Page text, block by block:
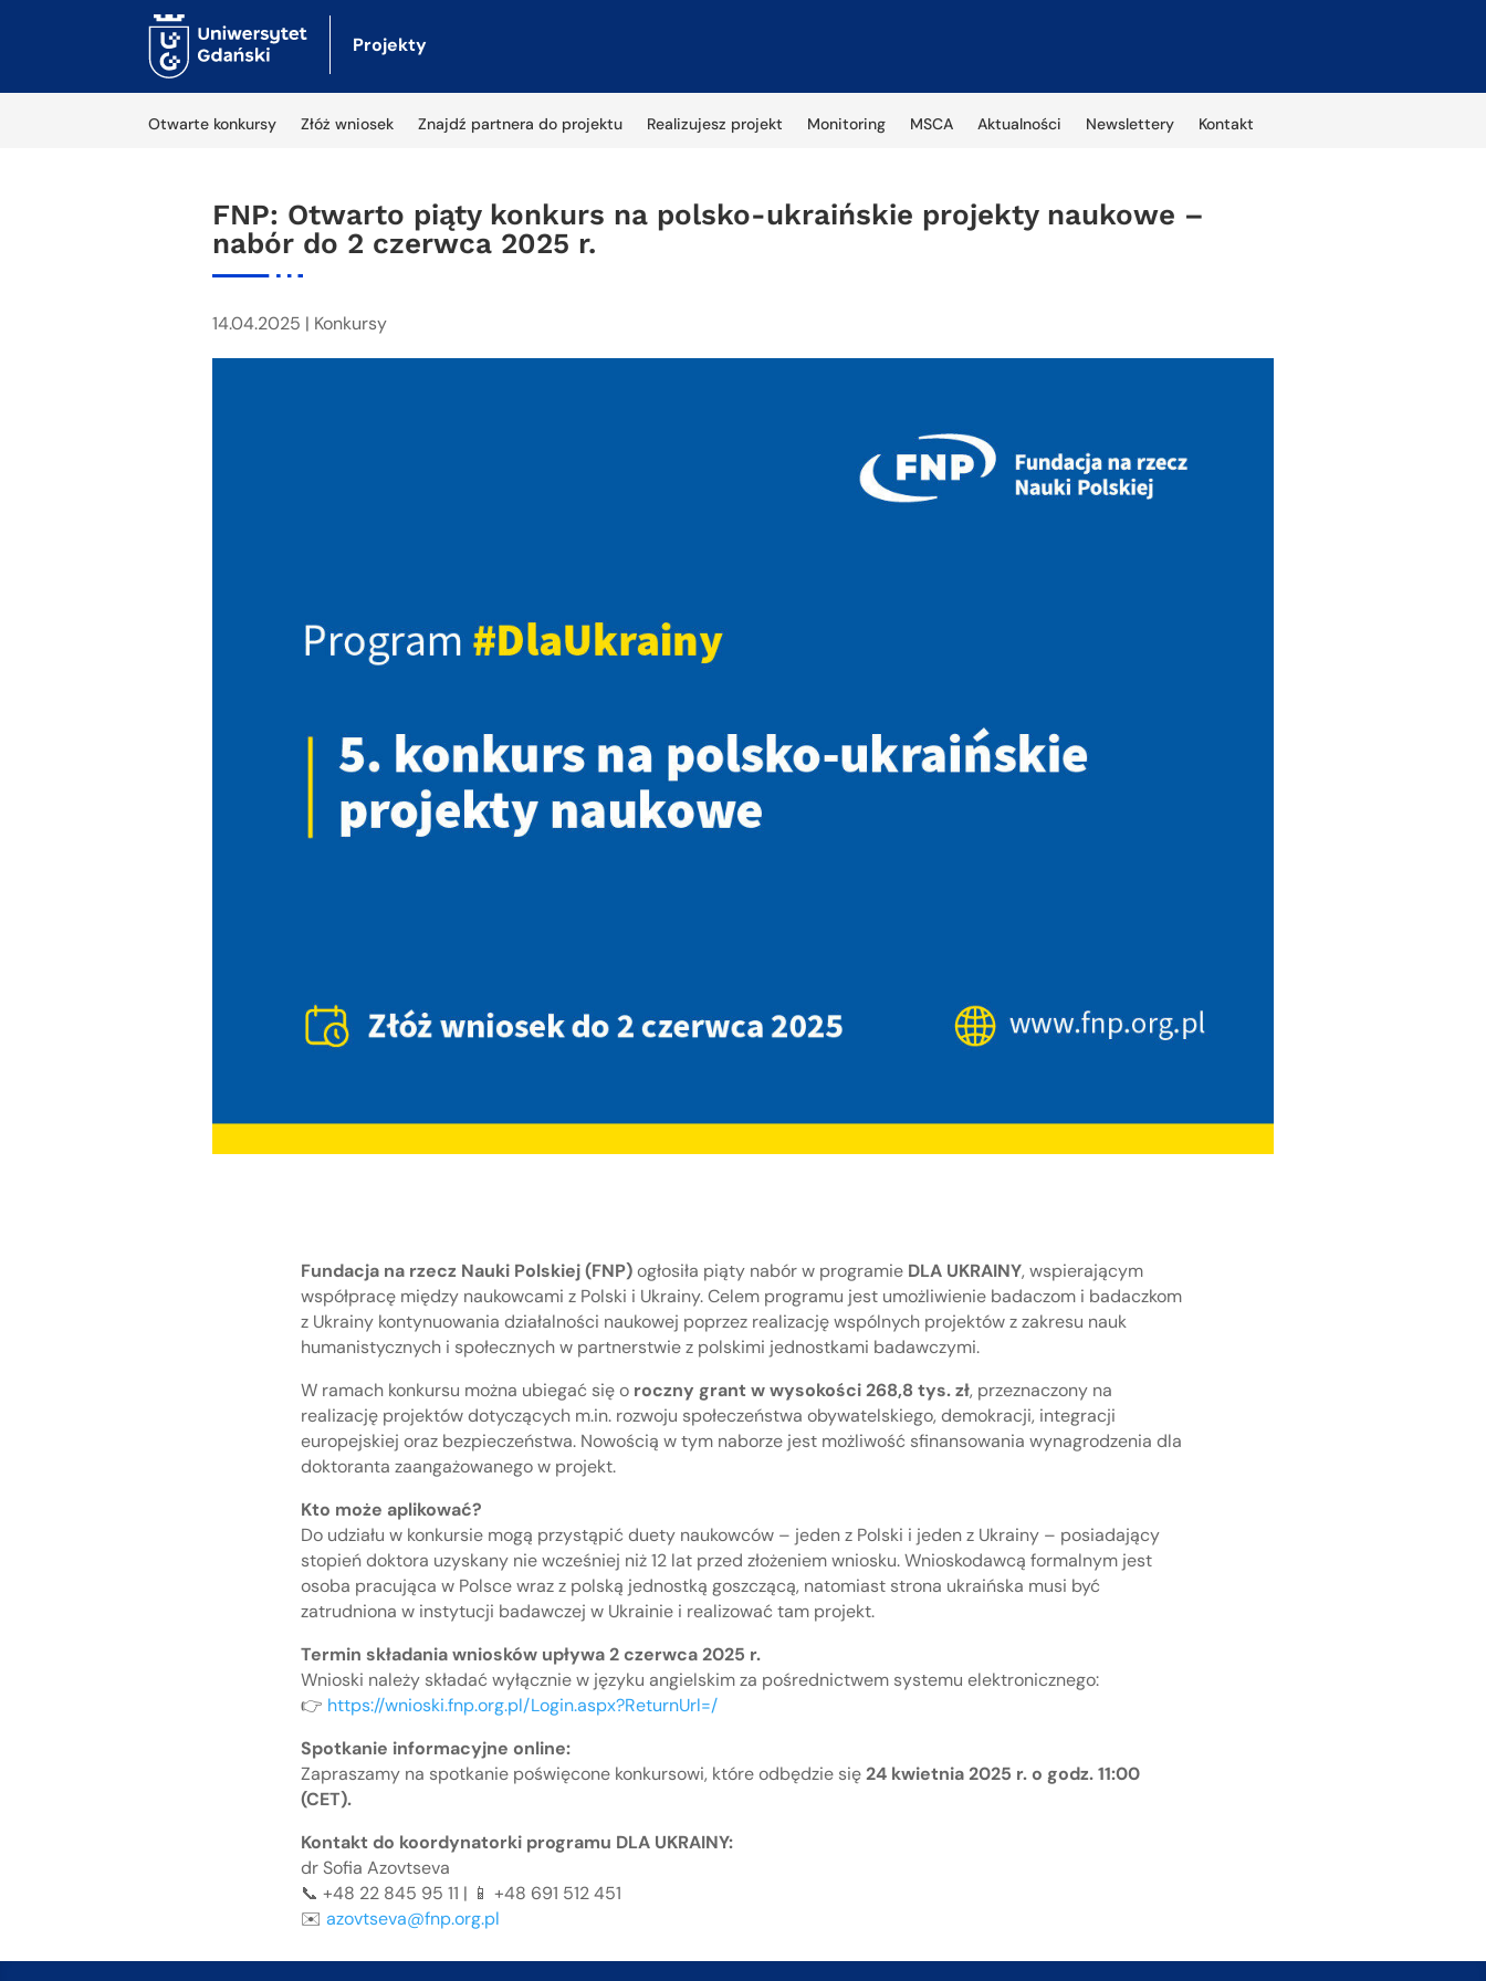
Projekty
Otwarte konkursy Złóż wniosek Znajdź partnera do projektu Realizujesz projekt Monitoring MSCA Aktualności Newslettery Kontakt
FNP: Otwarto piąty konkurs na polsko-ukraińskie projekty naukowe –
nabór do 2 czerwca 2025 r.
14.04.2025 | Konkursy
Fundacja na rzecz Nauki Polskiej (FNP)ogłosiła piąty nabór w programie DLA UKRAINY, wspierającym
współpracę między naukowcami z Polski i Ukrainy. Celem programu jest umożliwienie badaczom i badaczkom
z Ukrainy kontynuowania działalności naukowej poprzez realizację wspólnych projektów z zakresu nauk
humanistycznych i społecznych w partnerstwie z polskimi jednostkami badawczymi.
W ramach konkursu można ubiegać się o roczny grant w wysokości 268,8 tys. zł, przeznaczony na
realizację projektów dotyczących m.in. rozwoju społeczeństwa obywatelskiego, demokracji, integracji
europejskiej oraz bezpieczeństwa. Nowością w tym naborze jest możliwość sfinansowania wynagrodzenia dla
doktoranta zaangażowanego w projekt.
Kto może aplikować?
Do udziału w konkursie mogą przystąpić duety naukowców – jeden z Polski i jeden z Ukrainy – posiadający
stopień doktora uzyskany nie wcześniej niż 12 lat przed złożeniem wniosku. Wnioskodawcą formalnym jest
osoba pracująca w Polsce wraz z polską jednostką goszczącą, natomiast strona ukraińska musi być
zatrudniona w instytucji badawczej w Ukrainie i realizować tam projekt.
Termin składania wniosków upływa 2 czerwca 2025 r.
Wnioski należy składać wyłącznie w języku angielskim za pośrednictwem systemu elektronicznego:
👉 https://wnioski.fnp.org.pl/Login.aspx?ReturnUrl=/
Spotkanie informacyjne online:
Zapraszamy na spotkanie poświęcone konkursowi, które odbędzie się24 kwietnia 2025 r. o godz. 11:00
(CET).
Kontakt do koordynatorki programu DLA UKRAINY:
dr Sofia Azovtseva
📞 +48 22 845 95 11 | 📱 +48 691 512 451
✉️ azovtseva@fnp.org.pl